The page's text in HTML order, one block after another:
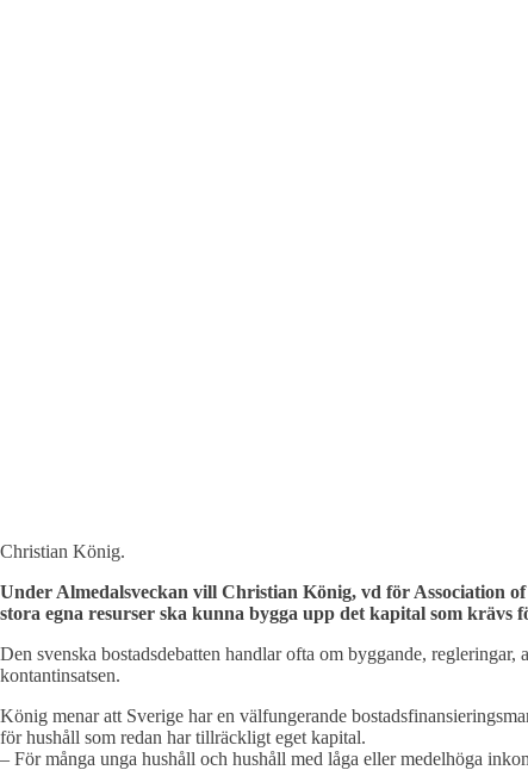
Christian König.
Under Almedalsveckan vill Christian König, vd för Association
stora egna resurser ska kunna bygga upp det kapital som krävs
Den svenska bostadsdebatten handlar ofta om byggande,
kontantinsatsen.
König menar att Sverige har en välfungerande
för hushåll som redan har tillräckligt eget kapital.
– För många unga hushåll och hushåll med låga eller medelhöga